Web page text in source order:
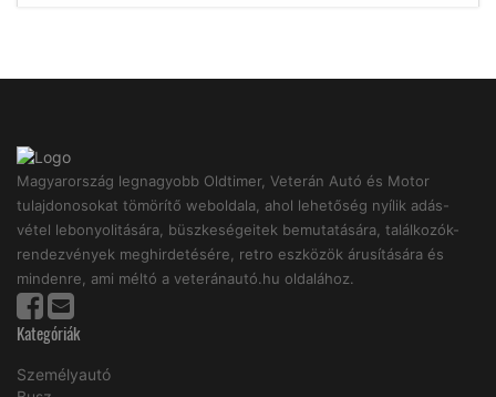
Magyarország legnagyobb Oldtimer, Veterán Autó és Motor
tulajdonosokat tömörítő weboldala, ahol lehetőség nyílik adás-
vétel lebonyolitására, büszkeségeitek bemutatására, találkozók-
rendezvények meghirdetésére, retro eszközök árusítására és
mindenre, ami méltó a veteránautó.hu oldalához.
Kategóriák
Személyautó